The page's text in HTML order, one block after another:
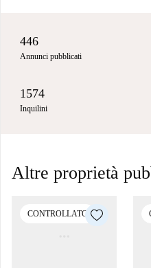
446
Annunci pubblicati
1574
Inquilini
Altre proprietà
CONTROLLATO